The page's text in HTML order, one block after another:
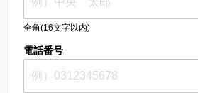
全角(16文字以内)
電話番号